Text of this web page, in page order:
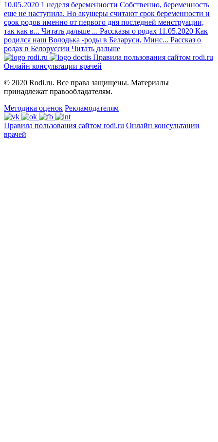
10.05.2020 1 неделя беременности Собственно, беременность
еще не наступила. Но акушеры считают срок беременности и
срок родов именно от первого дня последней менструации,
так как в... Читать дальше ... Рассказы о родах 11.05.2020 Как
родился наш Володька -роды в Беларуси, Минс... Рассказ о
родах в Белоруссии Читать дальше
Правила пользования сайтом rodi.ru
Онлайн консультации врачей
© 2020 Rodi.ru. Все права защищены. Материалы
принадлежат правообладателям.
Методика оценок Рекламодателям
Правила пользования сайтом rodi.ru Онлайн консультации
врачей